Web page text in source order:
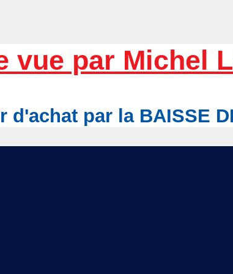
vue par Michel
d'achat par la BAISSE